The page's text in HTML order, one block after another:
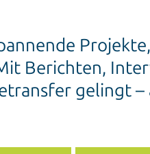
Berichten,
gelingt